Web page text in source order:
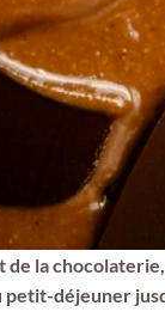
de la
déjeuner